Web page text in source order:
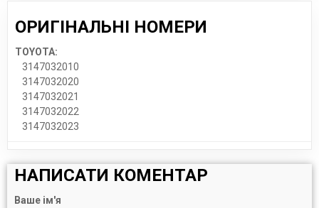
ОРИГІНАЛЬНІ НОМЕРИ
TOYOTA:
3147032010
3147032020
3147032021
3147032022
3147032023
НАПИСАТИ КОМЕНТАР
Ваше ім'я